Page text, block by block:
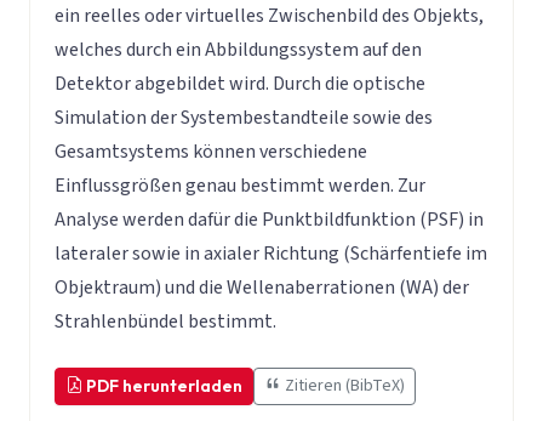
ein reelles oder virtuelles Zwischenbild des Objekts,
welches durch ein Abbildungssystem auf den
Detektor abgebildet wird. Durch die optische
Simulation der Systembestandteile sowie des
Gesamtsystems können verschiedene
Einflussgrößen genau bestimmt werden. Zur
Analyse werden dafür die Punktbildfunktion (PSF) in
lateraler sowie in axialer Richtung (Schärfentiefe im
Objektraum) und die Wellenaberrationen (WA) der
Strahlenbündel bestimmt.
PDF herunterladen Zitieren (BibTeX)